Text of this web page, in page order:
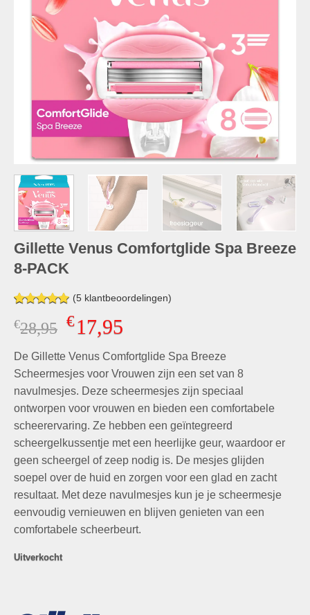
Gillette Venus Comfortglide Spa Breeze
8-PACK
Gewaardeerd
5.00op 5
gebaseerd
waarderingen
(5klantbeoordelingen)
€28,95 Oorspronkelijke
was:
€28,95.
€17,95Huidige
is:
€17,95.
De Gillette Venus Comfortglide Spa Breeze
Scheermesjes voor Vrouwen zijn een set van 8
navulmesjes. Deze scheermesjes zijn speciaal
ontworpen voor vrouwen en bieden een comfortabele
scheerervaring. Ze hebben een geïntegreerd
scheergelkussentje met een heerlijke geur, waardoor er
geen scheergel of zeep nodig is. De mesjes glijden
soepel over de huid en zorgen voor een glad en zacht
resultaat. Met deze navulmesjes kun je je scheermesje
eenvoudig vernieuwen en blijven genieten van een
comfortabele scheerbeurt.
Uitverkocht